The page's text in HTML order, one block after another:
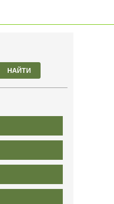
НАЙТИ